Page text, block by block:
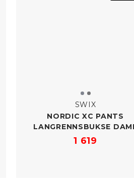
SWIX
NORDIC XC PANTS
LANGRENNSBUKSE
1 619